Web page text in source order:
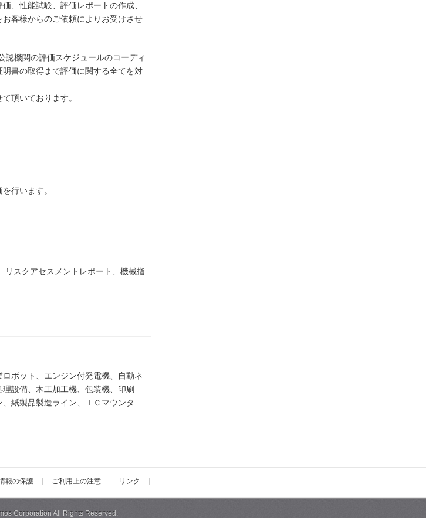
、性能試験、評価レポートの作成、
客様からのご依頼によりお受けさせ
認機関の評価スケジュールのコーディ
書の取得まで評価に関する全てを対
頂いております。
行います。
リスクアセスメントレポート、機械指
ボット、エンジン付発電機、自動ネ
設備、木工加工機、包装機、印刷
紙製品製造ライン、ＩＣマウンタ
報の保護 ご利用上の注意 リンク
Corporation All Rights Reserved.